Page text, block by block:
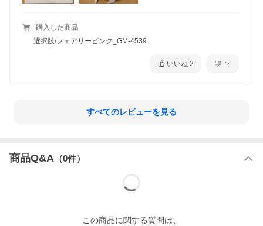
購入した商品
選択肢/フェアリーピンク_GM-4539
いいね 2
すべてのレビューを見る
商品Q&A （0件）
この商品に関する質問は、